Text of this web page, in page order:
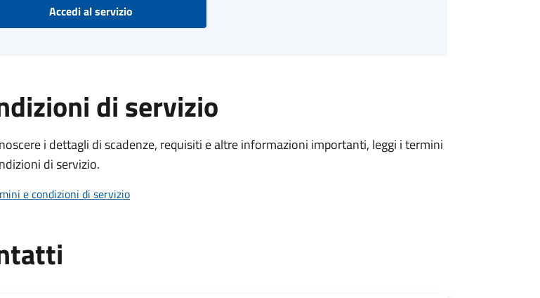
Accedi al servizio
di servizio
i dettagli di scadenze, requisiti e altre informazioni importanti, leggi i termini
di servizio.
e condizioni di servizio